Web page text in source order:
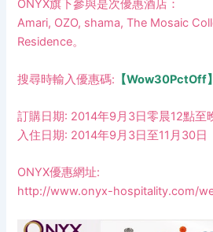
ONYX旗下參與是次優惠酒店：
Amari, OZO, shama, The Mosaic
Residence。
搜尋時輸入優惠碼: 【Wow30PctOff】
訂購日期: 2014年9月3日零晨12點至
入住日期: 2014年9月3日至11月30日
ONYX優惠網址:
http://www.onyx-hospitality.com/